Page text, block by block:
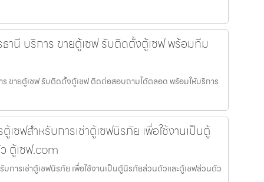
านี บริการ ขายตู้เซฟ รับติดตั้งตู้เซฟ พร้อมทีม
ขายตู้เซฟ รับติดตั้งตู้เซฟ ติดต่อสอบถามได้ตลอด พร้อมให้บริการ
ซฟสำหรับการเช่าตู้เซฟนิรภัย เพื่อใช้งานเป็นตู้
ตู้เซฟ.com
การเช่าตู้เซฟนิรภัย เพื่อใช้งานเป็นตู้นิรภัยส่วนตัวและตู้เซฟส่วนตัว